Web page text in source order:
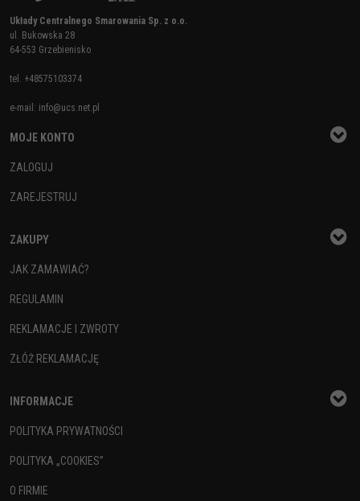
Układy Centralnego Smarowania Sp. z o.o.
ul. Bukowska 28
64-553 Grzebienisko
tel. +48575103374
e-mail: info@ucs.net.pl
MOJE KONTO
ZALOGUJ
ZAREJESTRUJ
ZAKUPY
JAK ZAMAWIAĆ?
REGULAMIN
REKLAMACJE I ZWROTY
ZŁÓŻ REKLAMACJĘ
INFORMACJE
POLITYKA PRYWATNOŚCI
POLITYKA „COOKIES”
O FIRMIE